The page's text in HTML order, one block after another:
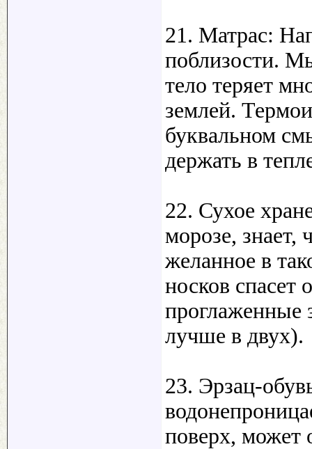
21. Матрас:
поблизости.
тело теряет
землей.
буквальном
держать в
22. Сухое
морозе, знает,
желанное в
носков спасет
проглаженные
лучше в двух).
23. Эрзац-
поверх, может